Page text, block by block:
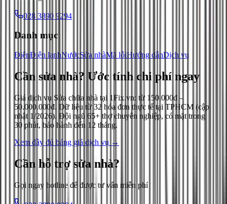
028 3890 9294
Danh mục
ĐiệnĐiện lạnhNướcSửa nhàMã lỗiHướng dẫnDịch vụ
Cần sửa nhà? Ước tính chi phí ngay
Giá dịch vụ Sửa chữa nhà tại 1Fix.vn: từ 150.000đ –
50.000.000đ. Dữ liệu từ 32 hóa đơn thực tế tại TPHCM (cập
nhật 1/2026). Đội ngũ 65+ thợ chuyên nghiệp, có mặt trong
30 phút, bảo hành đến 12 tháng.
Xem đầy đủ bảng giá dịch vụ →
Cần hỗ trợ sửa nhà?
Gọi ngay hotline để được tư vấn miễn phí